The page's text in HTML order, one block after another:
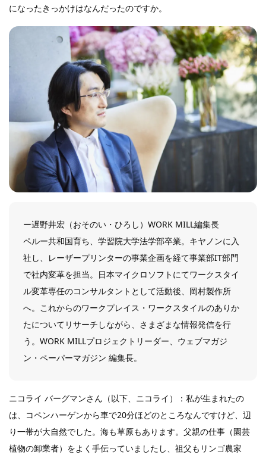
になったきっかけはなんだったのですか。
ー遅野井宏（おそのい・ひろし）WORK MILL編集長
ペルー共和国育ち、学習院大学法学部卒業。キヤノンに入
社し、レーザープリンターの事業企画を経て事業部IT部門
で社内変革を担当。日本マイクロソフトにてワークスタイ
ル変革専任のコンサルタントとして活動後、岡村製作所
へ。これからのワークプレイス・ワークスタイルのありか
たについてリサーチしながら、さまざまな情報発信を行
う。WORK MILLプロジェクトリーダー、ウェブマガジ
ン・ペーパーマガジン 編集長。
ニコライ バーグマンさん（以下、ニコライ）：私が生まれたの
は、コペンハーゲンから車で20分ほどのところなんですけど、辺
り一帯が大自然でした。海も草原もあります。父親の仕事（園芸
植物の卸業者）をよく手伝っていましたし、祖父もリンゴ農家